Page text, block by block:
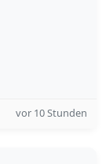
vor 10 Stunden